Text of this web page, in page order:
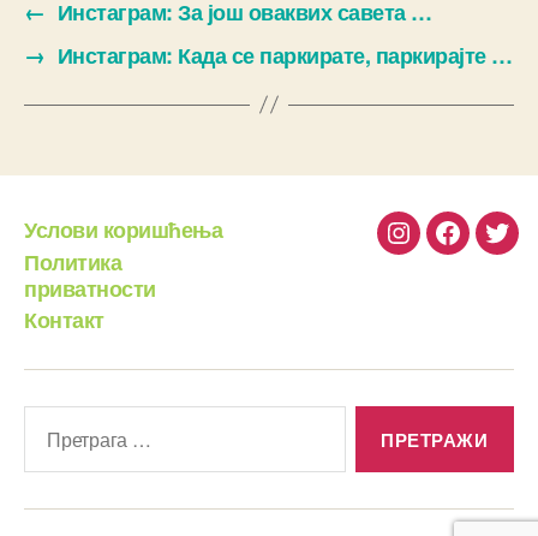
← Инстаграм: За још оваквих савета …
→ Инстаграм: Када се паркирате, паркирајте …
Услови коришћења
Политика
приватности
Контакт
Instagram
Facebook